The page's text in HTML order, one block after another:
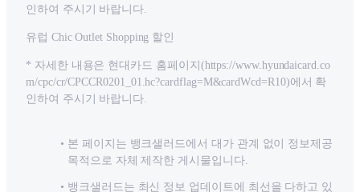
인하여 주시기 바랍니다.
유럽 Chic Outlet Shopping 할인
* 자세한 내용은 현대카드 홈페이지(https://www.hyundaicard.co
m/cpc/cr/CPCCR0201_01.hc?cardflag=M&cardWcd=R10)에서 확
인하여 주시기 바랍니다.
본 페이지는 뱅크샐러드에서 대가 관계 없이 정보제공
목적으로 자체 제작한 게시물입니다.
뱅크샐러드는 최신 정보 업데이트에 최선을 다하고 있